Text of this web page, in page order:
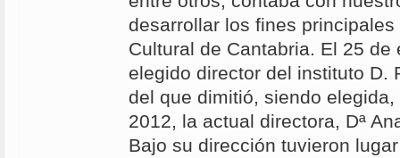
desarrollar los fines
Cultural de Cantabria. El 25 de
elegido director del instituto D.
del que dimitió, siendo
2012, la actual directora, Dª
Bajo su dirección tuvieron